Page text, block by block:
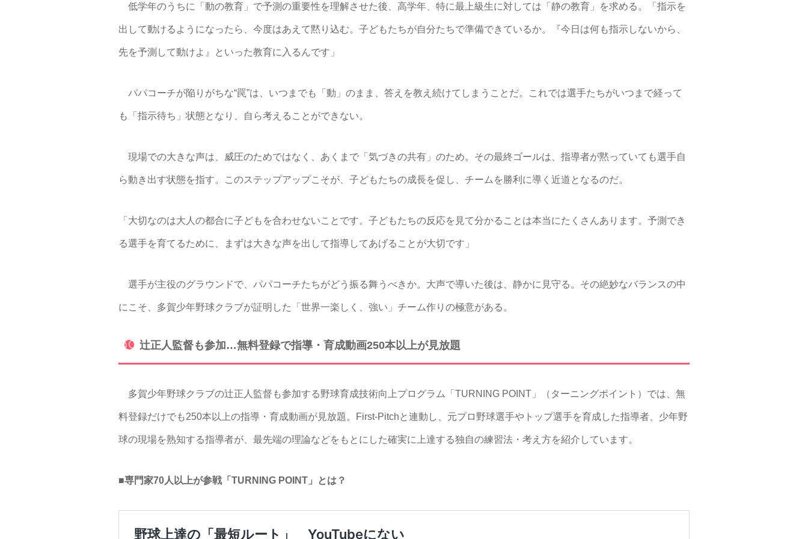
低学年のうちに「動の教育」で予測の重要性を理解させた後、高学年、特に最上級生に対しては「静の教育」を求める。「指示を
出して動けるようになったら、今度はあえて黙り込む。子どもたちが自分たちで準備できているか。『今日は何も指示しないから、
先を予測して動けよ』といった教育に入るんです」
パパコーチが陥りがちな“罠”は、いつまでも「動」のまま、答えを教え続けてしまうことだ。これでは選手たちがいつまで経って
も「指示待ち」状態となり、自ら考えることができない。
現場での大きな声は、威圧のためではなく、あくまで「気づきの共有」のため。その最終ゴールは、指導者が黙っていても選手自
ら動き出す状態を指す。このステップアップこそが、子どもたちの成長を促し、チームを勝利に導く近道となるのだ。
「大切なのは大人の都合に子どもを合わせないことです。子どもたちの反応を見て分かることは本当にたくさんあります。予測でき
る選手を育てるために、まずは大きな声を出して指導してあげることが大切です」
選手が主役のグラウンドで、パパコーチたちがどう振る舞うべきか。大声で導いた後は、静かに見守る。その絶妙なバランスの中
にこそ、多賀少年野球クラブが証明した「世界一楽しく、強い」チーム作りの極意がある。
辻正人監督も参加…無料登録で指導・育成動画250本以上が見放題
多賀少年野球クラブの辻正人監督も参加する野球育成技術向上プログラム「TURNING POINT」（ターニングポイント）では、無
料登録だけでも250本以上の指導・育成動画が見放題。First-Pitchと連動し、元プロ野球選手やトップ選手を育成した指導者、少年野
球の現場を熟知する指導者が、最先端の理論などをもとにした確実に上達する独自の練習法・考え方を紹介しています。
■専門家70人以上が参戦「TURNING POINT」とは？